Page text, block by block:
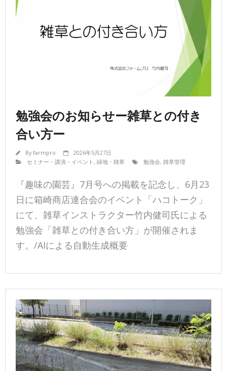
勉強会のお知らせー雑草との付き
合い方ー
Byfarmpro
2026年5月27日
セミナー・講演・イベント , 緑地・雑草 勉強会, 雑草管理
『趣味の園芸』7月号への掲載を記念し、6月23
日に箱崎商店連合会のイベント「ハコトーク」
にて、雑草インストラクター竹内健司氏による
勉強会「雑草との付き合い方」が開催されま
す。/AIによる自動生成概要